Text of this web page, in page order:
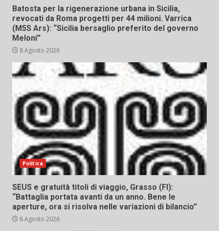
Batosta per la rigenerazione urbana in Sicilia,
revocati da Roma progetti per 44 milioni. Varrica
(M5S Ars): “Sicilia bersaglio preferito del governo
Meloni”
8 Agosto 2026
Politica
SEUS e gratuità titoli di viaggio, Grasso (FI):
“Battaglia portata avanti da un anno. Bene le
aperture, ora si risolva nelle variazioni di bilancio”
8 Agosto 2026